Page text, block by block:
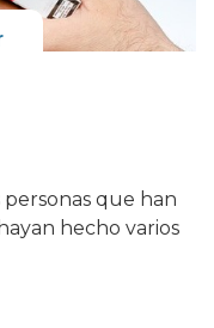
que han
hecho varios